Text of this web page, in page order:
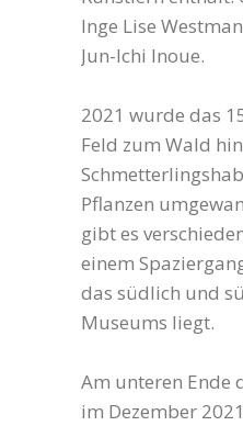
Inge Lise
Jun-Ichi Inoue.
2021 wurde das
Feld zum Wald
Pflanzen
gibt es
einem
das südlich und
Museums liegt.
Am unteren Ende
im Dezember